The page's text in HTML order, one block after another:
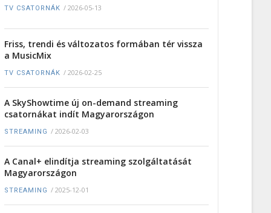
TV CSATORNÁK / 2026-05-13
Friss, trendi és változatos formában tér vissza
a MusicMix
TV CSATORNÁK / 2026-02-25
A SkyShowtime új on-demand streaming
csatornákat indít Magyarországon
STREAMING / 2026-02-03
A Canal+ elindítja streaming szolgáltatását
Magyarországon
STREAMING / 2025-12-01